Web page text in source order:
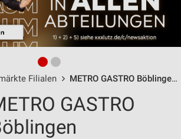
Filialen METRO GASTRO Böblingen / Herrenberger Straße 100 - Öffnungszeiten & Adresse
GASTRO